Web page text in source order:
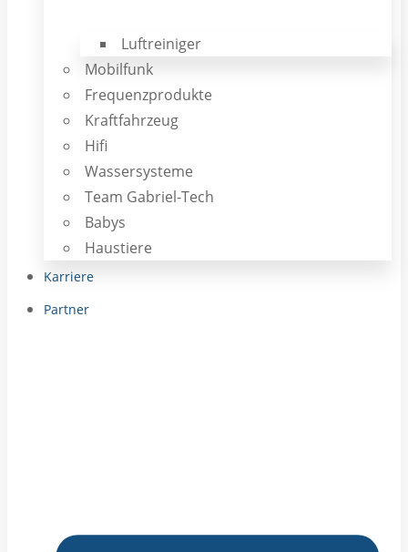
Luftreiniger
Mobilfunk
Frequenzprodukte
Kraftfahrzeug
Hifi
Wassersysteme
Team Gabriel-Tech
Babys
Haustiere
Karriere
Partner